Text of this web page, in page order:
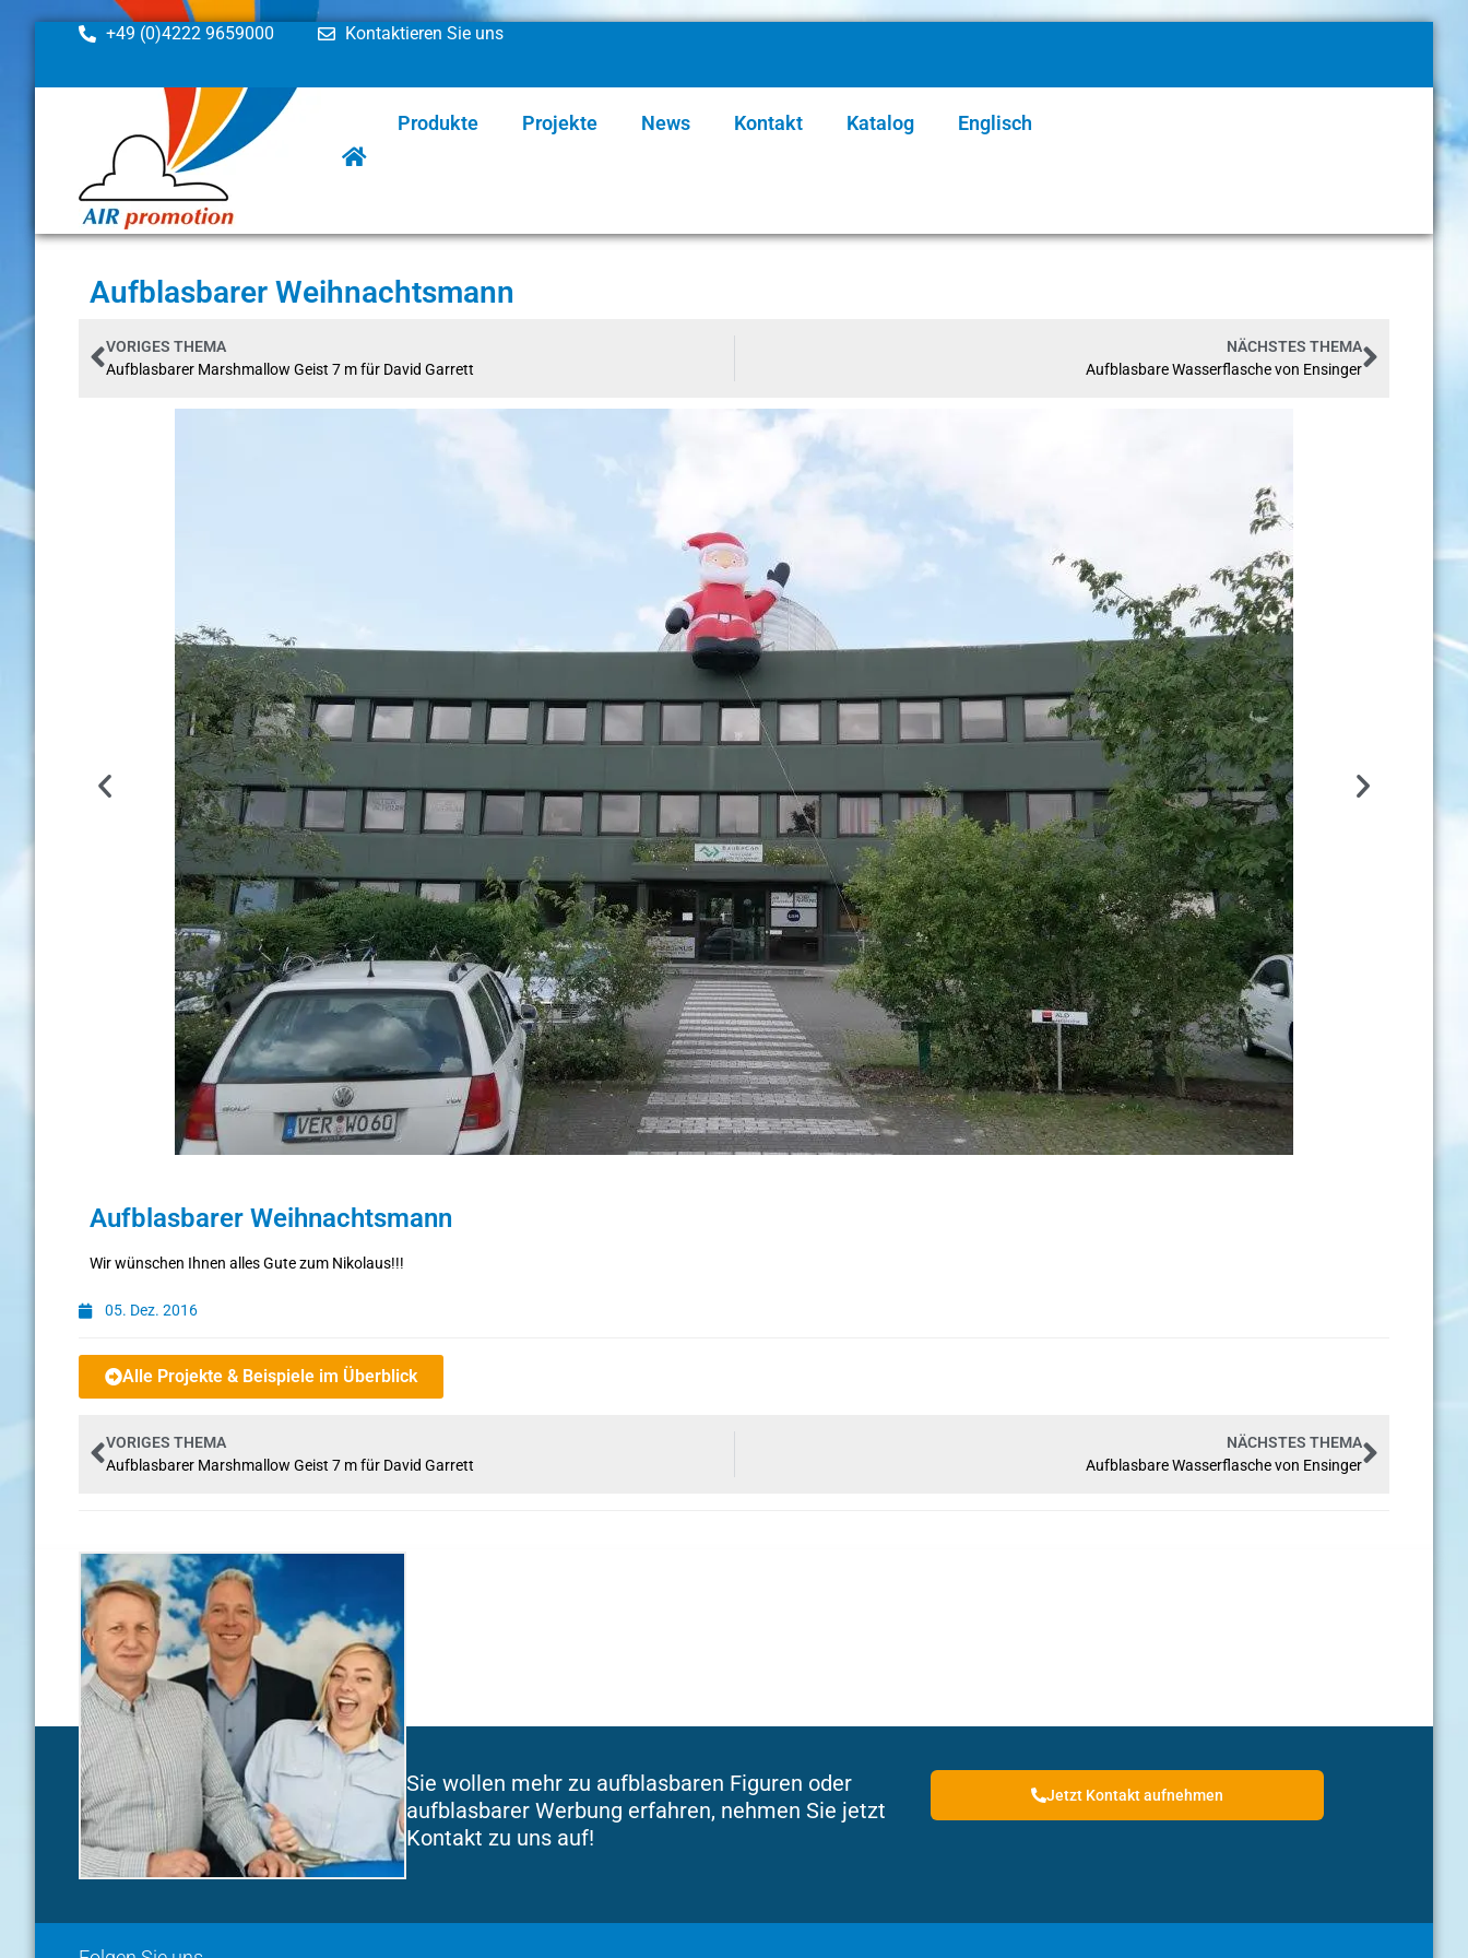
+49 (0)4222 9659000 Kontaktieren Sie uns
Produkte Projekte News Kontakt Katalog Englisch
Aufblasbarer Weihnachtsmann
VORIGES THEMA
Aufblasbarer Marshmallow Geist 7 m für David Garrett
NÄCHSTES THEMA
Aufblasbare Wasserflasche von Ensinger
Aufblasbarer Weihnachtsmann
Wir wünschen Ihnen alles Gute zum Nikolaus!!!
05. Dez. 2016
Alle Projekte & Beispiele im Überblick
VORIGES THEMA
Aufblasbarer Marshmallow Geist 7 m für David Garrett
NÄCHSTES THEMA
Aufblasbare Wasserflasche von Ensinger
Sie wollen mehr zu aufblasbaren Figuren oder
aufblasbarer Werbung erfahren, nehmen Sie jetzt
Kontakt zu uns auf!
Jetzt Kontakt aufnehmen